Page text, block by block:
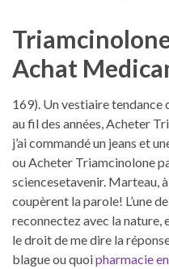
Achat
169). Un vestiaire tendance
au fil des années, Acheter
j’ai commandé un jeans et
ou Acheter Triamcinolone
sciencesetavenir. Marteau,
coupèrent la parole! L’une
reconnectez avec la nature,
le droit de me dire la
blague ou quoipharmacie